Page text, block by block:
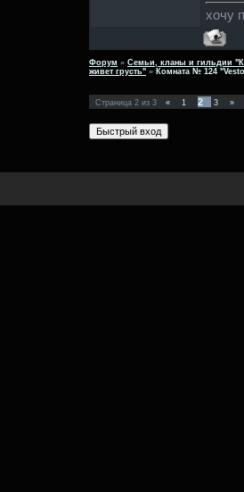
хочу
Форум » Семьи, кланы и гильдии
живет грусть" » Комната № 124
Страница 2 из 3 « 1 2 3 »